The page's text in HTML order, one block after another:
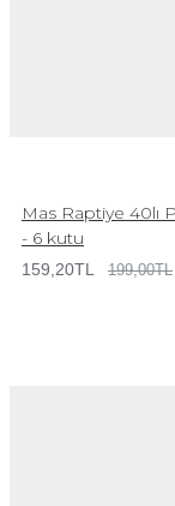
Mas Raptiye 40lı
- 6 kutu
159,20TL 199,00TL